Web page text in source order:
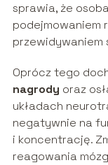
sprawia, że
podejmowaniem
przewidywaniem
Oprócz tego
nagrody oraz
układach
negatywnie na
i koncentrację.
reagowania